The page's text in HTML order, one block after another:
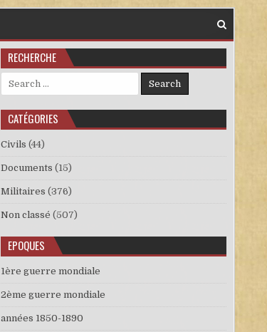
RECHERCHE
Search for:
CATÉGORIES
Civils (44)
Documents (15)
Militaires (376)
Non classé (507)
EPOQUES
1ère guerre mondiale
2ème guerre mondiale
années 1850-1890